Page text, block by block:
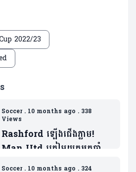
2022/23
Soccer. 10 months ago . 338
Views
Rashford ឡើងជើងភ្លាម!
Man Utd ត្រៀមយកអ្នកចាំទី
ដ៏ឆ្នើមម្នាក់របស់ Barca ជា
Soccer. 10 months ago . 324